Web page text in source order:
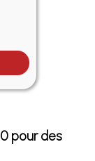
pour des